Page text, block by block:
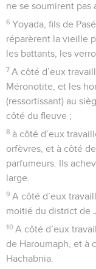
ne se soumirent pas
6 Yoyada, fils de
réparèrent la vieille
les battants, les
7 A côté d’eux
Méronotite, et les
(ressortissant) au
côté du fleuve ;
8 à côté d’eux
orfèvres, et à côté
parfumeurs. Ils
large.
9 A côté d’eux
moitié du district de
10 A côté d’eux
de Haroumaph, et à
Hachabnia.